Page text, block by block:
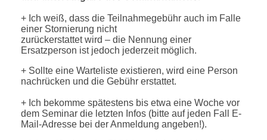
+ Ich weiß, dass die Teilnahmegebühr auch im Falle
einer Stornierung nicht
zurückerstattet wird – die Nennung einer
Ersatzperson ist jedoch jederzeit möglich.
+ Sollte eine Warteliste existieren, wird eine Person
nachrücken und die Gebühr erstattet.
+ Ich bekomme spätestens bis etwa eine Woche vor
dem Seminar die letzten Infos (bitte auf jeden Fall E-
Mail-Adresse bei der Anmeldung angeben!).